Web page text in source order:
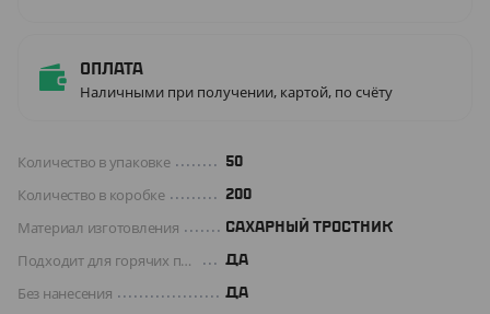
Оплата
Наличными при получении, картой, по счёту
Количество в упаковке 50
Количество в коробке 200
Материал изготовления САХАРНЫЙ ТРОСТНИК
Подходит для горячих продуктов ДА
Без нанесения ДА